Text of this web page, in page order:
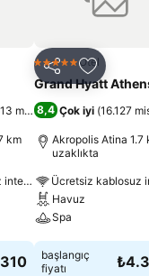
ekle
misafir puanı)
km
Ücretsiz kablosuz internet
Paylaş
5 Yıldız Otel
Grand Hyatt
8,4 Çok iyi (16.127
Akropolis Atina 1.7
uzaklıkta
Havuz
Spa
Fiyatları görün
başlangıç
fiyatı